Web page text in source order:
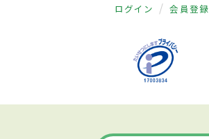
ログイン 会員登録